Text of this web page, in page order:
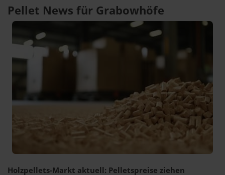
Pellet News für Grabowhöfe
Holzpellets-Markt aktuell: Pelletspreise ziehen